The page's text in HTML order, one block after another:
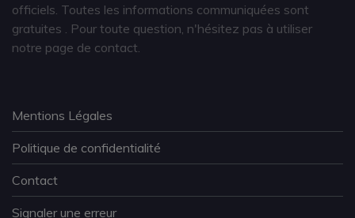
officiels. Toutes les informations communiquées sont
gratuites
. Pour toute question, n'hésitez pas à utiliser
notre page de contact.
Mentions Légales
Politique de confidentialité
Contact
Signaler une erreur